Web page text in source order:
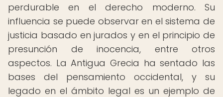
perdurable en el derecho moderno. Su
influencia se puede observar en el sistema de
justicia basado en jurados y en el principio de
presunción de inocencia, entre otros
aspectos. La Antigua Grecia ha sentado las
bases del pensamiento occidental, y su
legado en el ámbito legal es un ejemplo de